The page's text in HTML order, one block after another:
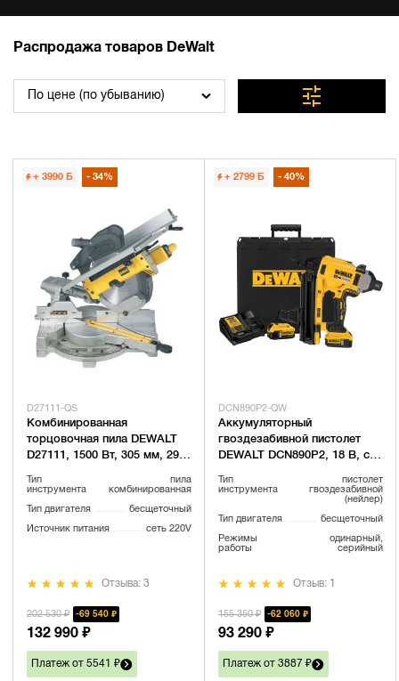
Распродажа товаров DeWalt
По цене (по убыванию)
+ 3990 Б 34%
D27111-QS
Комбинированная
торцовочная пила DEWALT
D27111, 1500 Вт, 305 мм, 2950
Тип
инструмента
пила
комбинированная
Тип двигателя бесщеточный
Источник питания сеть 220V
Отзыва: 3
202 530 ₽ 69 540 ₽
132 990 ₽
Платеж от 5541 ₽
+ 2799 Б 40%
DCN890P2-QW
Аккумуляторный
гвоздезабивной пистолет
DEWALT DCN890P2, 18 В, c 2
(DCN890P2-QW)
Тип
инструмента
пистолет
гвоздезабивной
(нейлер)
Тип двигателя бесщеточный
Режимы
работы
одинарный,
серийный
Отзыв: 1
155 350 ₽ 62 060 ₽
93 290 ₽
Платеж от 3887 ₽